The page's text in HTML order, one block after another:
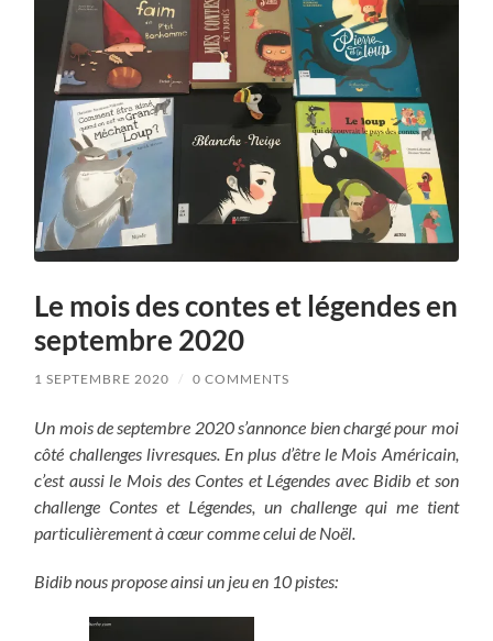
Le mois des contes et légendes en
septembre 2020
1 SEPTEMBRE 2020 / 0 COMMENTS
Un mois de septembre 2020 s’annonce bien chargé pour moi
côté challenges livresques. En plus d’être le Mois Américain,
c’est aussi le Mois des Contes et Légendes avec Bidib et son
challenge Contes et Légendes, un challenge qui me tient
particulièrement à cœur comme celui de Noël.
Bidib nous propose ainsi un jeu en 10 pistes: